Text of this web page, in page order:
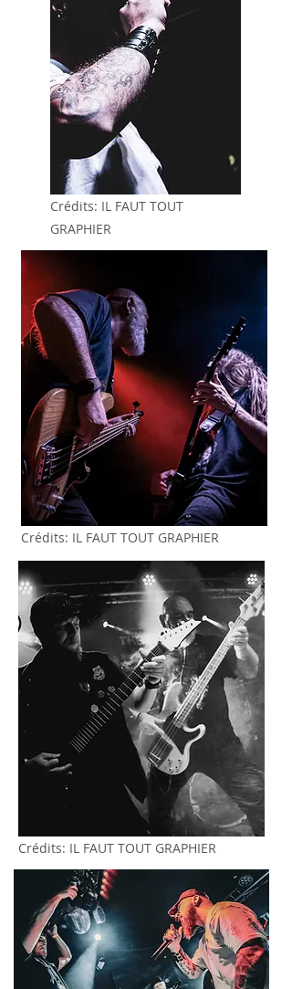
Crédits: IL FAUT TOUT
GRAPHIER
Crédits: IL FAUT TOUT GRAPHIER
Crédits: IL FAUT TOUT GRAPHIER